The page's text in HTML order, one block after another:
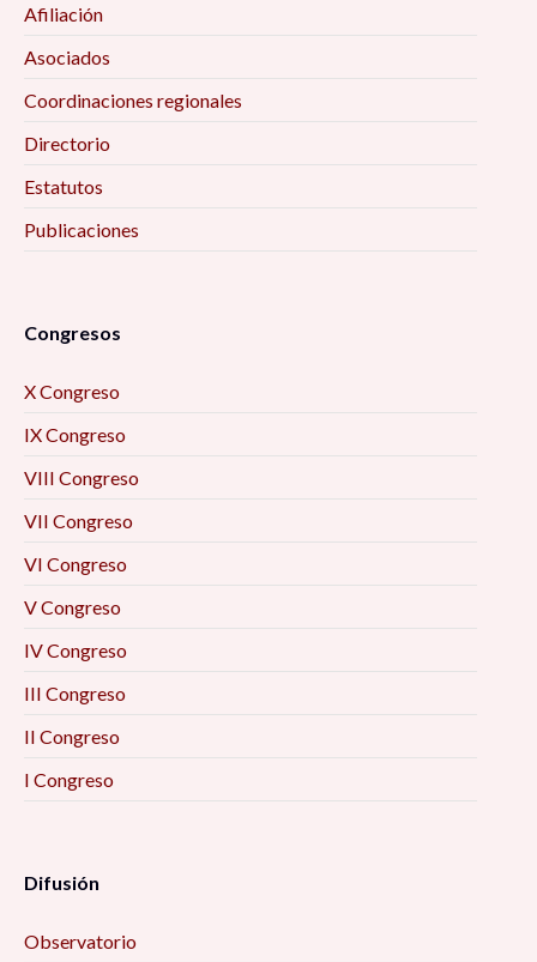
Afiliación
Asociados
Coordinaciones regionales
Directorio
Estatutos
Publicaciones
Congresos
X Congreso
IX Congreso
VIII Congreso
VII Congreso
VI Congreso
V Congreso
IV Congreso
III Congreso
II Congreso
I Congreso
Difusión
Observatorio